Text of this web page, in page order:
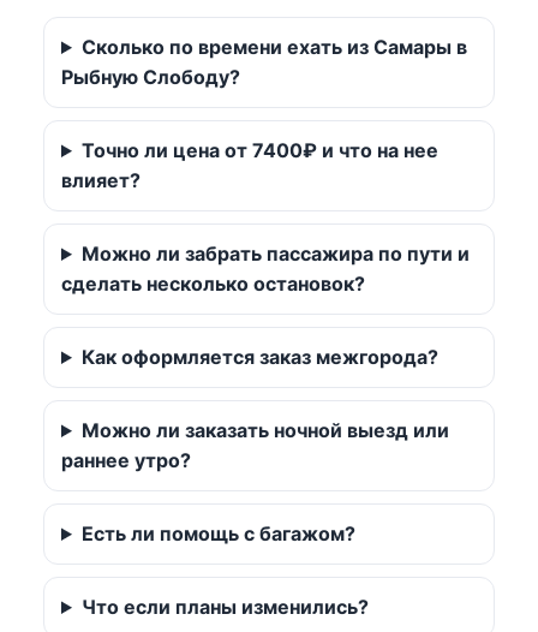
Сколько по времени ехать из Самары в
Рыбную Слободу?
Точно ли цена от 7400₽ и что на нее
влияет?
Можно ли забрать пассажира по пути и
сделать несколько остановок?
Как оформляется заказ межгорода?
Можно ли заказать ночной выезд или
раннее утро?
Есть ли помощь с багажом?
Что если планы изменились?